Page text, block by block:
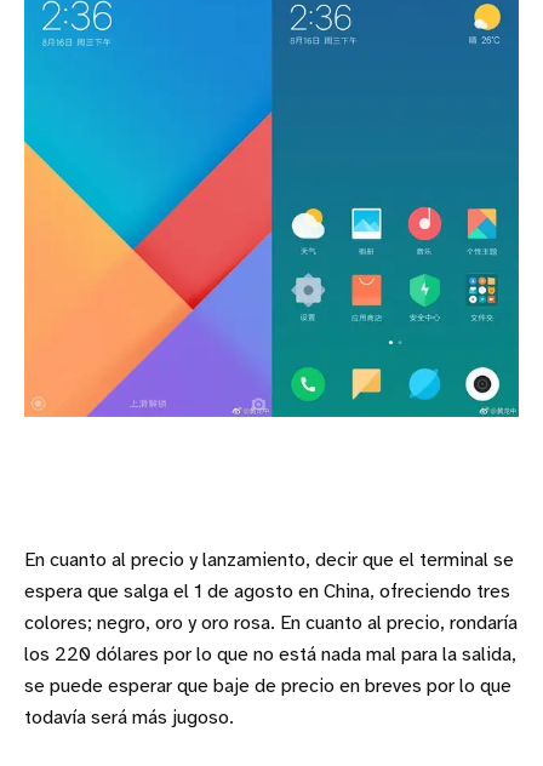
En cuanto al precio y lanzamiento, decir que el terminal se
espera que salga el 1 de agosto en China, ofreciendo tres
colores; negro, oro y oro rosa. En cuanto al precio, rondaría
los 220 dólares por lo que no está nada mal para la salida,
se puede esperar que baje de precio en breves por lo que
todavía será más jugoso.